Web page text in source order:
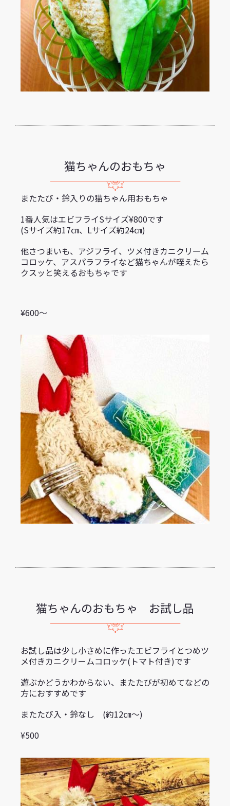
猫ちゃんのおもちゃ
またたび・鈴入りの猫ちゃん用おもちゃ
1番人気はエビフライSサイズ¥800です
(Sサイズ約17㎝、Lサイズ約24㎝)
他さつまいも、アジフライ、ツメ付きカニクリーム
コロッケ、アスパラフライなど猫ちゃんが咥えたら
クスッと笑えるおもちゃです
¥600〜
猫ちゃんのおもちゃ お試し品
お試し品は少し小さめに作ったエビフライとつめツ
メ付きカニクリームコロッケ(トマト付き)です
遊ぶかどうかわからない、またたびが初めてなどの
方におすすめです
またたび入・鈴なし (約12㎝〜)
¥500